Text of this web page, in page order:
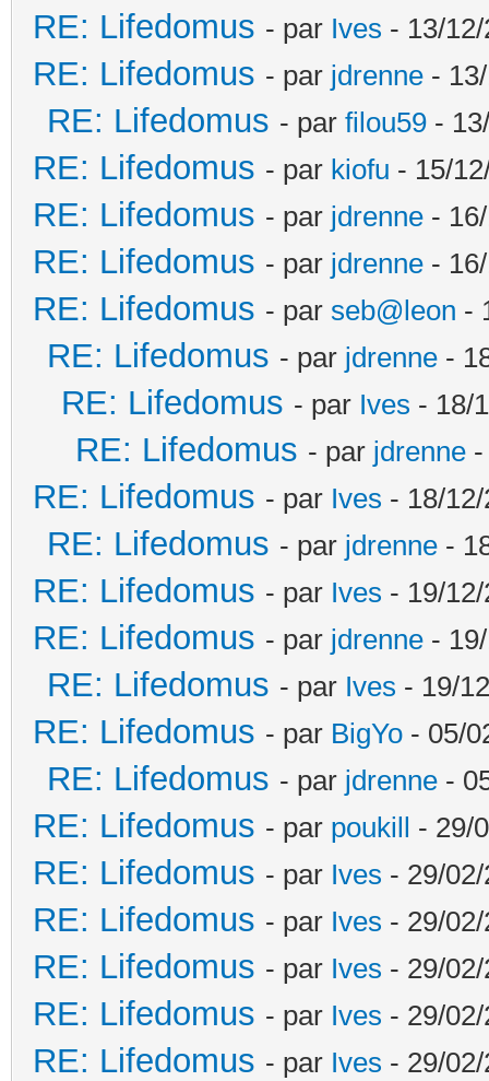
RE: Lifedomus - par Ives - 13/
RE: Lifedomus - par jdrenne -
RE: Lifedomus - par filou59 -
RE: Lifedomus - par kiofu - 15/
RE: Lifedomus - par jdrenne -
RE: Lifedomus - par jdrenne -
RE: Lifedomus - par seb@leon -
RE: Lifedomus - par jdrenne -
RE: Lifedomus - par Ives - 18/
RE: Lifedomus - par jdrenne
RE: Lifedomus - par Ives - 18/
RE: Lifedomus - par jdrenne -
RE: Lifedomus - par Ives - 19/
RE: Lifedomus - par jdrenne -
RE: Lifedomus - par Ives - 19/
RE: Lifedomus - par BigYo - 05/
RE: Lifedomus - par jdrenne -
RE: Lifedomus - par poukill - 29/
RE: Lifedomus - par Ives - 29/
RE: Lifedomus - par Ives - 29/
RE: Lifedomus - par Ives - 29/
RE: Lifedomus - par Ives - 29/
RE: Lifedomus - par Ives - 29/